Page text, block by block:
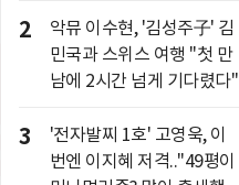
2
악뮤 이수현, '김성주子' 김
민국과 스위스 여행 "첫 만
남에 2시간 넘게 기다렸다"
3
'전자발찌 1호' 고영욱, 이
번엔 이지혜 저격.."49평이